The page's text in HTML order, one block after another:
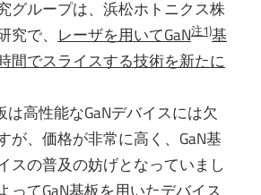
グループは、浜松ホトニクス株
で、 レーザを用いてGaN注1)基
間でスライスする技術を新たに
は高性能なGaNデバイスには欠
が、価格が非常に高く、GaN基
スの普及の妨げとなっていまし